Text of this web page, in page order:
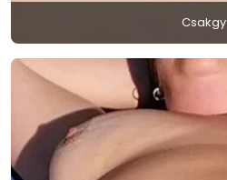
Csakgy